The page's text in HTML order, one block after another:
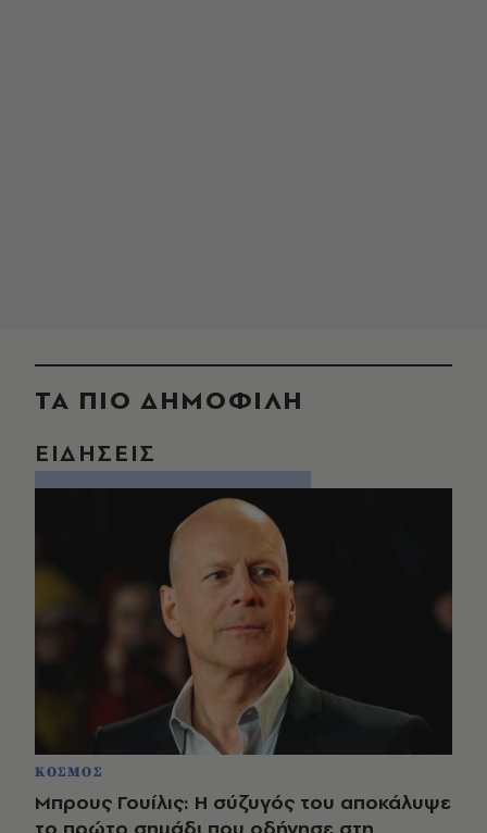
ΤΑ ΠΙΟ ΔΗΜΟΦΙΛΗ
ΕΙΔΗΣΕΙΣ
ΚΟΣΜΟΣ
Μπρους Γουίλις: Η σύζυγός του αποκάλυψε